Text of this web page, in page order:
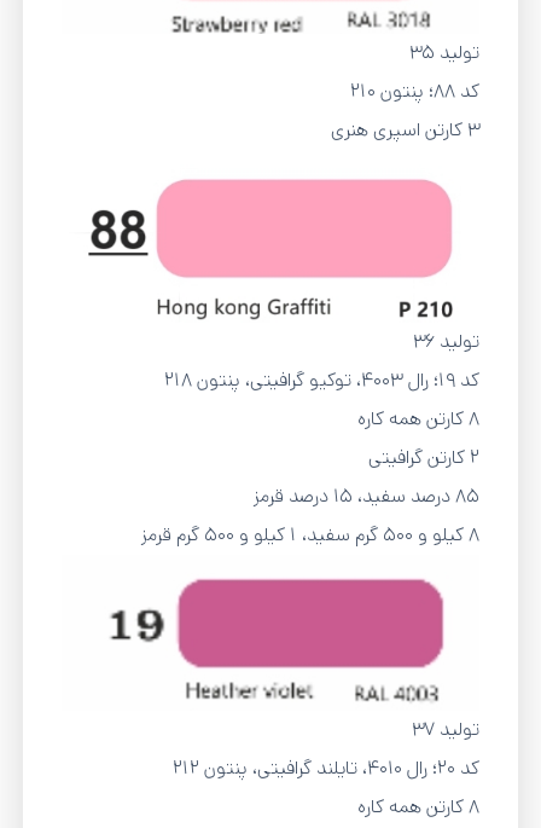
تولید 35
کد 88؛ پنتون 210
3 کارتن اسپری هنری
تولید 36
کد 19؛ رال ۴۰۰۳، توکیو گرافیتی، پنتون 218
8 کارتن همه کاره
2 کارتن گرافیتی
85 درصد سفید، ۱۵ درصد قرمز
8 کیلو و 500 گرم سفید، 1 کیلو و 500 گرم قرمز
تولید 37
کد 20؛ رال ۴۰۱۰، تایلند گرافیتی، پنتون 212
8 کارتن همه کاره